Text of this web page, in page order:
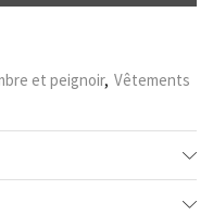
et peignoir, Vêtements